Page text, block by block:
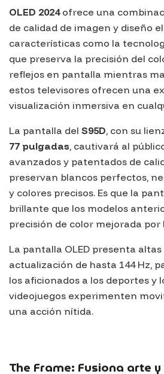
OLED 2024ofrece una
de calidad de imagen y diseño
características como la
que preserva la precisión del
reflejos en pantalla mientras
estos televisores ofrecen una
visualización inmersiva en
La pantalla del S95D, con su
77 pulgadas, cautivará al
avanzados y patentados de
preservan blancos perfectos,
y colores precisos. Es que la
brillante que los modelos
precisión de color mejorada por
La pantalla OLED presenta
actualización de hasta 144 Hz,
los aficionados a los deportes y
videojuegos experimenten
una acción nítida.
The Frame: Fusiona arte